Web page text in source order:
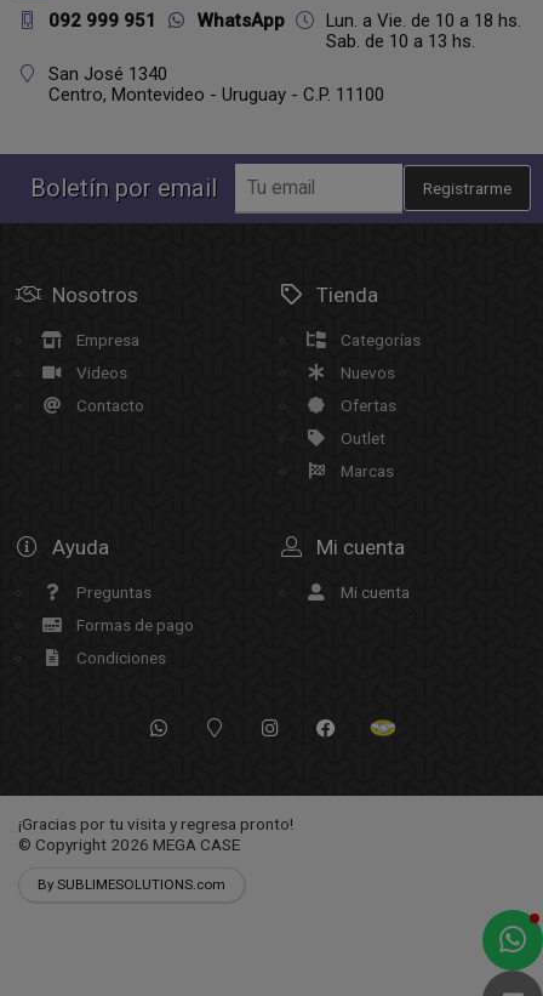
092 999 951
WhatsApp
Lun. a Vie. de 10 a 18 hs.
Sab. de 10 a 13 hs.
San José 1340
Centro, Montevideo - Uruguay - C.P. 11100
Boletín por email Registrarme
Nosotros
Empresa
Videos
Contacto
Tienda
Categorías
Nuevos
Ofertas
Outlet
Marcas
Ayuda
Preguntas
Formas de pago
Condiciones
Mi cuenta
Mi cuenta
¡Gracias por tu visita y regresa pronto!
© Copyright 2026 MEGA CASE
By SUBLIMESOLUTIONS.com